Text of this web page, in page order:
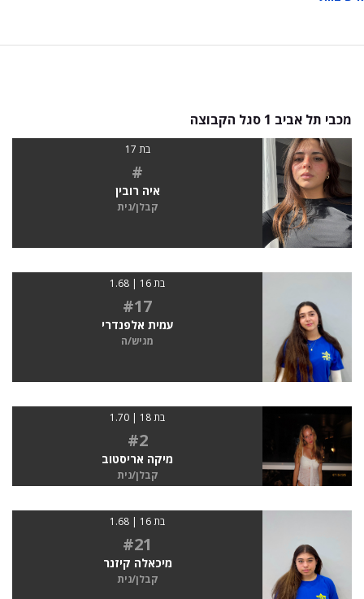
מכבי תל אביב 1 סגל הקבוצה
בת 17
#
איה רובין
קבלן/נית
בת 16 | 1.68
#17
עמית אלפנדרי
מגיש/ה
בת 18 | 1.70
#2
מיקה אריסטוב
קבלן/נית
בת 16 | 1.68
#21
מיכאלה קיזנר
קבלן/נית